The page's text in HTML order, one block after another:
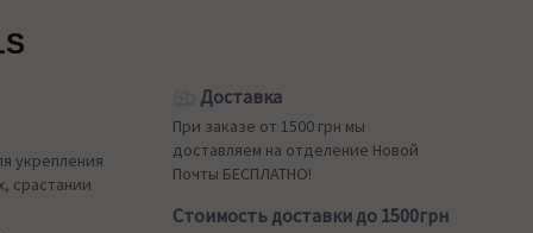
укрепления
срастании
Доставка
При заказе от 1500 грн мы
доставляем на отделение Новой
Почты БЕСПЛАТНО!
Стоимость доставки до 1500грн